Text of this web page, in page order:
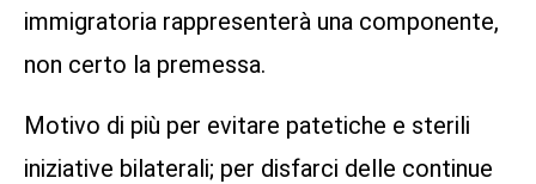
immigratoria rappresenterà una componente,
non certo la premessa.
Motivo di più per evitare patetiche e sterili
iniziative bilaterali; per disfarci delle continue